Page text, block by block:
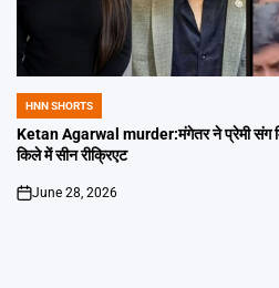
POSTED
IN
HNN SHORTS
Ketan Agarwal murder:मंगेतर ने प्रेमी संग
किले में सीन रीक्रिएट
on
June 28, 2026